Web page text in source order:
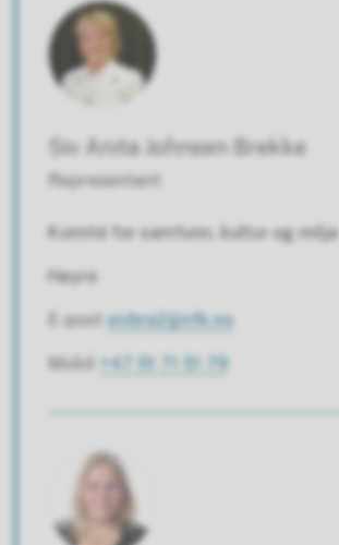
Siv Anita Johnsen Brekke
Representant
Komité for samfunn, kultur og miljø
Høyre
E-postsivbre2@nfk.no
Mobil +47 91 71 51 79